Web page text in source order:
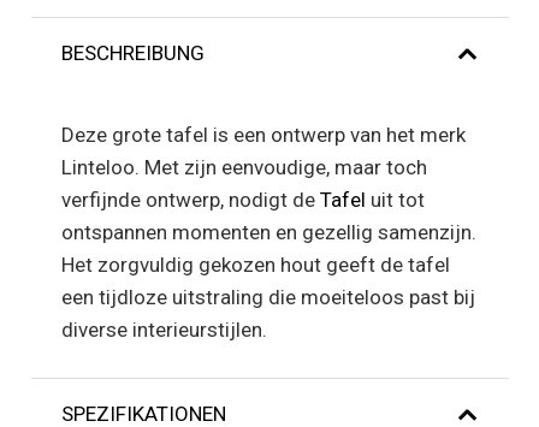
BESCHREIBUNG
Deze grote tafel is een ontwerp van het merk
Linteloo. Met zijn eenvoudige, maar toch
verfijnde ontwerp, nodigt de Tafel uit tot
ontspannen momenten en gezellig samenzijn.
Het zorgvuldig gekozen hout geeft de tafel
een tijdloze uitstraling die moeiteloos past bij
diverse interieurstijlen.
SPEZIFIKATIONEN